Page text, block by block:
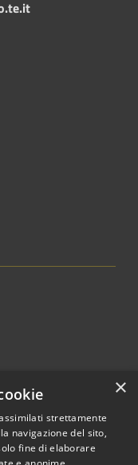
×
strettamente
navigazione del sito,
fine di elaborare